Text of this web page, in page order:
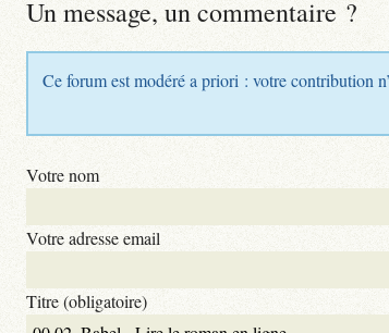
Un message, un commentaire ?
Ce forum est modéré a priori : votre contribution
Votre nom
Votre adresse email
Titre (obligatoire)